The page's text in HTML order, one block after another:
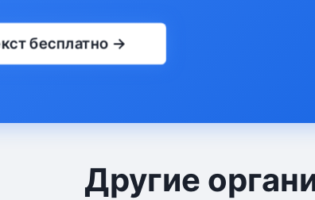
бесплатно →
Другие